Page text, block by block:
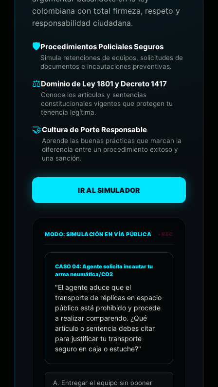
colombiana con total firmeza, respeto y
responsabilidad ciudadana.
🛡️Procedimientos Policiales Seguros
Simula retenciones de equipos, solicitudes de
documentos e incautaciones preventivas.
⚖️Dominio de Ley 1801 y Decreto 1417
Conoce los artículos y sentencias
constitucionales vigentes que protegen tu
tenencia legítima.
🤝Cultura de Porte Responsable
Aprende las buenas prácticas que marcan la
diferencia entre un procedimiento exitoso y
una sanción.
IR AL SIMULADOR
MODO: SIMULACIÓN EN VÍA PÚBLICA • REC
CASO 04: Agente solicita incautar tu
arma neumática/CO2
"El agente aduce que el
transporte de réplicas en espacio
público está prohibido y procede
a realizar comparendo. ¿Qué
artículo o sentencia debes citar
para justificar tu transporte
seguro en caja o estuche?"
A. Entregar el equipo sin oponer